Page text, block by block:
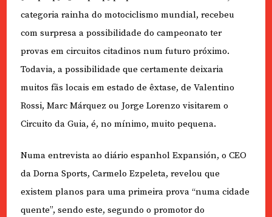
categoria rainha do motociclismo mundial, recebeu
com surpresa a possibilidade do campeonato ter
provas em circuitos citadinos num futuro próximo.
Todavia, a possibilidade que certamente deixaria
muitos fãs locais em estado de êxtase, de Valentino
Rossi, Marc Márquez ou Jorge Lorenzo visitarem o
Circuito da Guia, é, no mínimo, muito pequena.
Numa entrevista ao diário espanhol Expansión, o CEO
da Dorna Sports, Carmelo Ezpeleta, revelou que
existem planos para uma primeira prova “numa cidade
quente”, sendo este, segundo o promotor do